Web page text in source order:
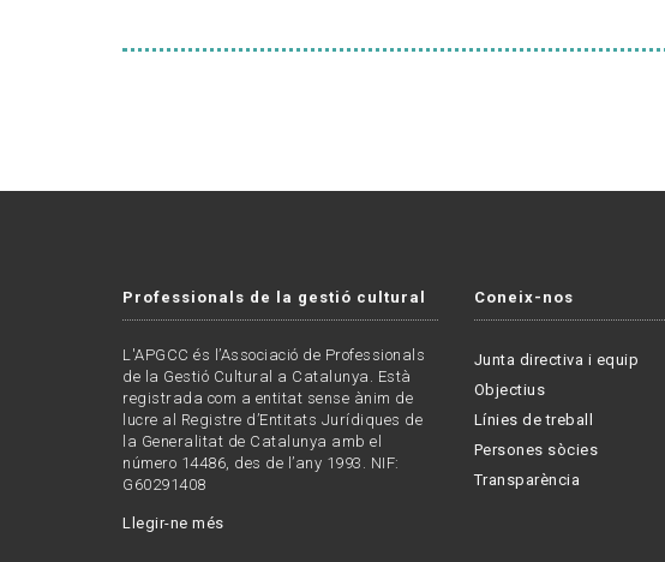
Professionals de la gestió cultural
L'APGCC és l’Associació de Professionals
de la Gestió Cultural a Catalunya. Està
registrada com a entitat sense ànim de
lucre al Registre d’Entitats Jurídiques de
la Generalitat de Catalunya amb el
número 14486, des de l’any 1993. NIF:
G60291408
Llegir-ne més
Coneix-nos
Junta directiva i equip
Objectius
Línies de treball
Persones sòcies
Transparència